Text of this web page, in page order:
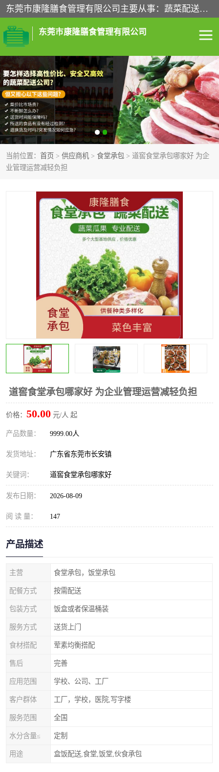
东莞市康隆膳食管理有限公司主要从事：蔬菜配送、食堂承包、企业工厂食堂承包、机关单位食堂承包、调味品配送、粮油配送、干货配送、副食配送、水果配送、海鲜配送等业务，东莞蔬菜配送电话，咨询在线客服。
东莞市康隆膳食管理有限公司
当前位置： 首页 > 供应商机 > 食堂承包 > 道窖食堂承包哪家好 为企
业管理运营减轻负担
道窖食堂承包哪家好 为企业管理运营减轻负担
价格： 50.00 元/人 起
产品数量： 9999.00人
发货地址： 广东省东莞市长安镇
关键词： 道窖食堂承包哪家好
发布日期： 2026-08-09
阅 读 量： 147
产品描述
主营 食堂承包，饭堂承包
配餐方式 按需配送
包装方式 饭盒或者保温桶装
服务方式 送货上门
食材搭配 荤素均衡搭配
售后 完善
应用范围 学校、公司、工厂
客户群体 工厂，学校，医院,写字楼
服务范围 全国
水分含量≤ 定制
用途 盒饭配送,食堂,饭堂,伙食承包
食堂承包 蔬菜配送
粮油配送 鲜肉配送
海鲜配送 食材配送
调料配送 企业工厂食堂承包
干货配送 副食配送